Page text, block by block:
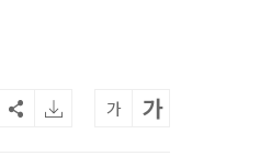
가 가